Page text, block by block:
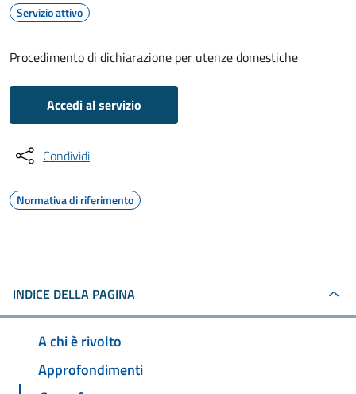
Servizio attivo
Procedimento di dichiarazione per utenze domestiche
Accedi al servizio
Condividi
Normativa di riferimento
INDICE DELLA PAGINA
A chi è rivolto
Approfondimenti